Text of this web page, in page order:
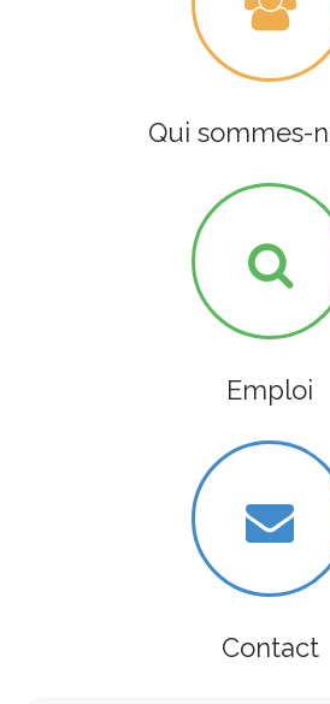
Qui sommes-
Emploi
Contact